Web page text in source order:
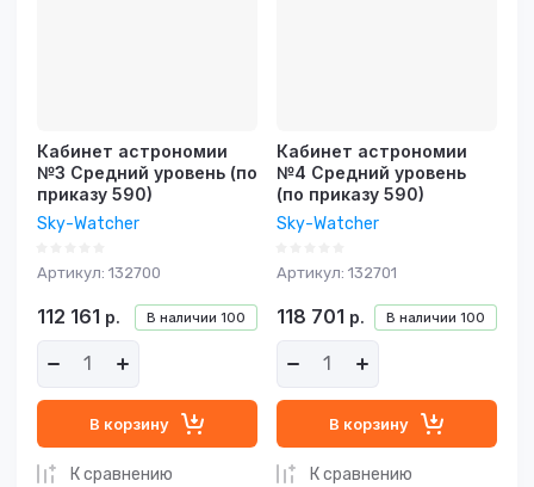
Кабинет астрономии
№3 Средний уровень (по
приказу 590)
Sky-Watcher
Артикул: 132700
В наличии 100
112 161 р.
В корзину
К сравнению
Кабинет астрономии
№4 Средний уровень
(по приказу 590)
Sky-Watcher
Артикул: 132701
В наличии 100
118 701 р.
В корзину
К сравнению